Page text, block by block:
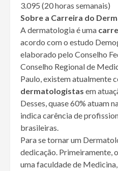
3.095 (20 horas semanais)
Sobre a Carreira do
A dermatologia é uma
acordo com o estudo
elaborado pelo Conselho
Conselho Regional de
Paulo, existem atualmente
dermatologistas em
Desses, quase 60% atuam
indica carência de
brasileiras.
Para se tornar um
dedicação. Primeiramente,
uma faculdade de